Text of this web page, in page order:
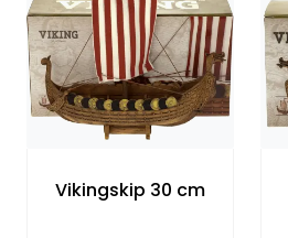
Vikingskip 30 cm